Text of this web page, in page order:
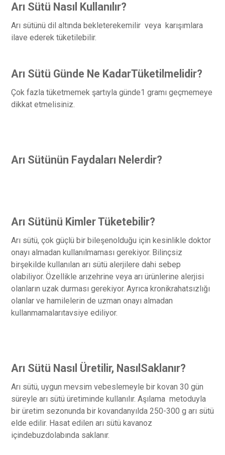
Arı Sütü Nasıl Kullanılır?
Arı sütünü dil altında bekleterekemilir veya karışımlara
ilave ederek tüketilebilir.
Arı Sütü Günde Ne KadarTüketilmelidir?
Çok fazla tüketmemek şartıyla günde1 gramı geçmemeye
dikkat etmelisiniz.
Arı Sütünün Faydaları Nelerdir?
Arı Sütünü Kimler Tüketebilir?
Arı sütü, çok güçlü bir bileşenolduğu için kesinlikle doktor
onayı almadan kullanılmaması gerekiyor. Bilinçsiz
birşekilde kullanılan arı sütü alerjilere dahi sebep
olabiliyor. Özellikle arızehrine veya arı ürünlerine alerjisi
olanların uzak durması gerekiyor. Ayrıca kronikrahatsızlığı
olanlar ve hamilelerin de uzman onayı almadan
kullanmamalarıtavsiye ediliyor.
Arı Sütü Nasıl Üretilir, NasılSaklanır?
Arı sütü, uygun mevsim vebeslemeyle bir kovan 30 gün
süreyle arı sütü üretiminde kullanılır. Aşılama metoduyla
bir üretim sezonunda bir kovandanyılda 250-300 g arı sütü
elde edilir. Hasat edilen arı sütü kavanoz
içindebuzdolabında saklanır.